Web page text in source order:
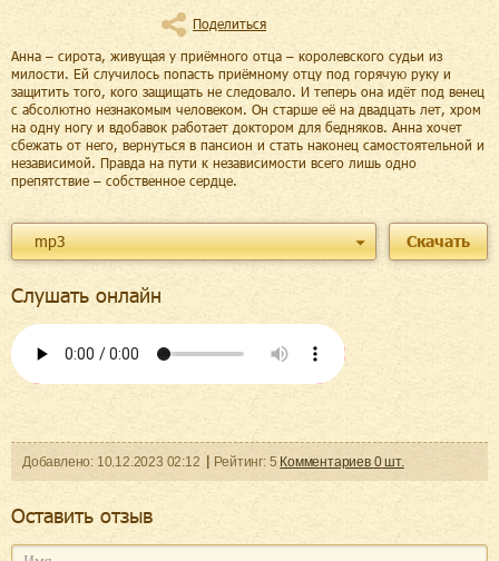
Поделиться
Анна – сирота, живущая у приёмного отца – королевского судьи из
милости. Ей случилось попасть приёмному отцу под горячую руку и
защитить того, кого защищать не следовало. И теперь она идёт под венец
с абсолютно незнакомым человеком. Он старше её на двадцать лет, хром
на одну ногу и вдобавок работает доктором для бедняков. Анна хочет
сбежать от него, вернуться в пансион и стать наконец самостоятельной и
независимой. Правда на пути к независимости всего лишь одно
препятствие – собственное сердце.
mp3 Скачать
Слушать онлайн
Добавленo: 10.12.2023 02:12 Рейтинг: 5 Комментариев 0шт.
Оcтавить отзыв